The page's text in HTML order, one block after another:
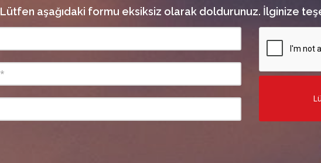
Lütfen aşağıdaki formu eksiksiz olarak doldurunuz. İlginize